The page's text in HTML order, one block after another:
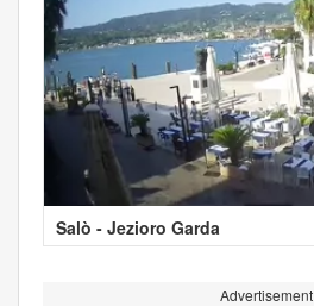
Salò - Jezioro Garda
Advertisement